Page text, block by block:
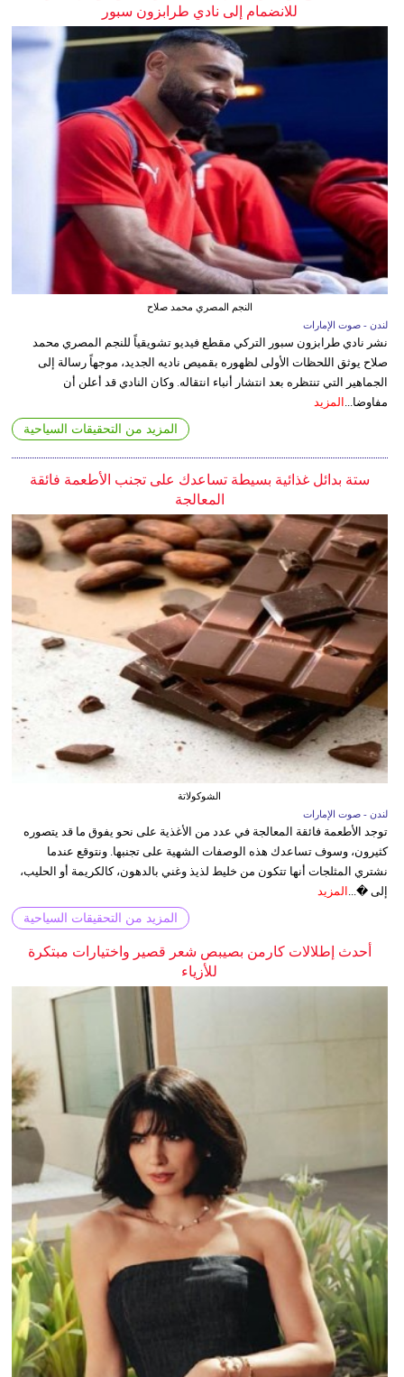
للانضمام إلى نادي طرابزون سبور
النجم المصري محمد صلاح
لندن - صوت الإمارات
نشر نادي طرابزون سبور التركي مقطع فيديو تشويقياً للنجم المصري محمد
صلاح يوثق اللحظات الأولى لظهوره بقميص ناديه الجديد، موجهاً رسالة إلى
الجماهير التي تنتظره بعد انتشار أنباء انتقاله. وكان النادي قد أعلن أن
مفاوضا... المزيد
المزيد من التحقيقات السياحية
ستة بدائل غذائية بسيطة تساعدك على تجنب الأطعمة فائقة
المعالجة
الشوكولاتة
لندن - صوت الإمارات
توجد الأطعمة فائقة المعالجة في عدد من الأغذية على نحو يفوق ما قد يتصوره
كثيرون، وسوف تساعدك هذه الوصفات الشهية على تجنبها. ونتوقع عندما
نشتري المثلجات أنها تتكون من خليط لذيذ وغني بالدهون، كالكريمة أو الحليب،
إلى �... المزيد
المزيد من التحقيقات السياحية
أحدث إطلالات كارمن بصيبص شعر قصير واختيارات مبتكرة
للأزياء